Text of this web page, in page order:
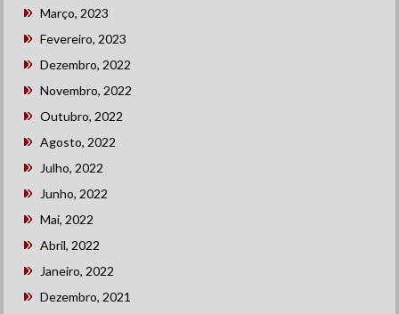
Março, 2023
Fevereiro, 2023
Dezembro, 2022
Novembro, 2022
Outubro, 2022
Agosto, 2022
Julho, 2022
Junho, 2022
Mai, 2022
Abril, 2022
Janeiro, 2022
Dezembro, 2021